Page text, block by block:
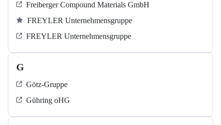
Freiberger Compound Materials GmbH
FREYLER Unternehmensgruppe
FREYLER Unternehmensgruppe
G
Götz-Gruppe
Gühring oHG